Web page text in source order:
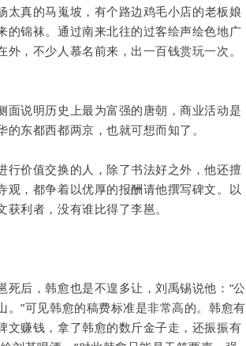
太真的马嵬坡，有个路边鸡毛小店的老板娘
的锦袜。通过南来北往的过客绘声绘色地广
，不少人慕名前来，出一百钱赏玩一次。
面说明历史上最为富强的唐朝，商业活动是
东都西都两京，也就可想而知了。
行价值交换的人，除了书法好之外，他还擅
观，都争着以优厚的报酬请他撰写碑文。以
利者，没有谁比得了李邕。
后，韩愈也是不遑多让，刘禹锡说他：“公
”可见韩愈的稿费标准是非常高的。韩愈有
文赚钱，拿了韩愈的数斤金子走，还振振有